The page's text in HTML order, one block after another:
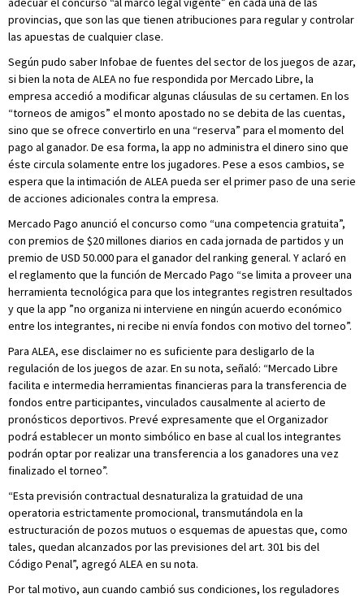
provincias, que son las que tienen atribuciones para regular y controlar
las apuestas de cualquier clase.
Según pudo saber Infobae de fuentes del sector de los juegos de azar,
si bien la nota de ALEA no fue respondida por Mercado Libre, la
empresa accedió a modificar algunas cláusulas de su certamen. En los
“torneos de amigos” el monto apostado no se debita de las cuentas,
sino que se ofrece convertirlo en una “reserva” para el momento del
pago al ganador. De esa forma, la app no administra el dinero sino que
éste circula solamente entre los jugadores. Pese a esos cambios, se
espera que la intimación de ALEA pueda ser el primer paso de una serie
de acciones adicionales contra la empresa.
Mercado Pago anunció el concurso como “una competencia gratuita”,
con premios de $20 millones diarios en cada jornada de partidos y un
premio de USD 50.000 para el ganador del ranking general. Y aclaró en
el reglamento que la función de Mercado Pago “se limita a proveer una
herramienta tecnológica para que los integrantes registren resultados
y que la app ”no organiza ni interviene en ningún acuerdo económico
entre los integrantes, ni recibe ni envía fondos con motivo del torneo”.
Para ALEA, ese disclaimer no es suficiente para desligarlo de la
regulación de los juegos de azar. En su nota, señaló: “Mercado Libre
facilita e intermedia herramientas financieras para la transferencia de
fondos entre participantes, vinculados causalmente al acierto de
pronósticos deportivos. Prevé expresamente que el Organizador
podrá establecer un monto simbólico en base al cual los integrantes
podrán optar por realizar una transferencia a los ganadores una vez
finalizado el torneo”.
“Esta previsión contractual desnaturaliza la gratuidad de una
operatoria estrictamente promocional, transmutándola en la
estructuración de pozos mutuos o esquemas de apuestas que, como
tales, quedan alcanzados por las previsiones del art. 301 bis del
Código Penal”, agregó ALEA en su nota.
Por tal motivo, aun cuando cambió sus condiciones, los reguladores